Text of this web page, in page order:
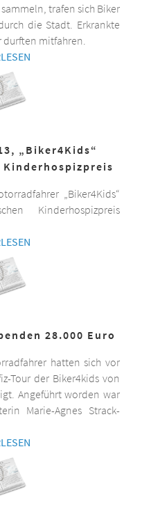
trafen sich Biker
die Stadt. Erkrankte
durften mitfahren.
„Biker4Kids“
„Biker4Kids“
Kinderhospizpreis
28.000 Euro
hatten sich vor
Tour der Biker4kids von
Angeführt worden war
Marie-Agnes Strack-